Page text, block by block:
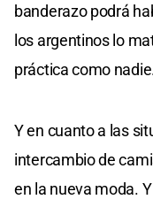
banderazo podrá
los argentinos lo
práctica como
Y en cuanto a las
intercambio de
en la nueva moda.